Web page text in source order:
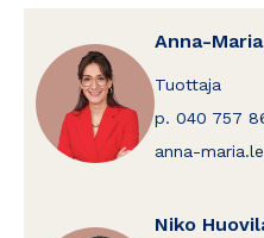
Anna-
Tuottaja
p. 040 757
anna-
Niko